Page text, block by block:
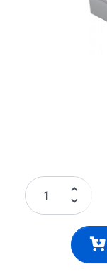
keyboard_arrow_up
keyboard_arrow_down